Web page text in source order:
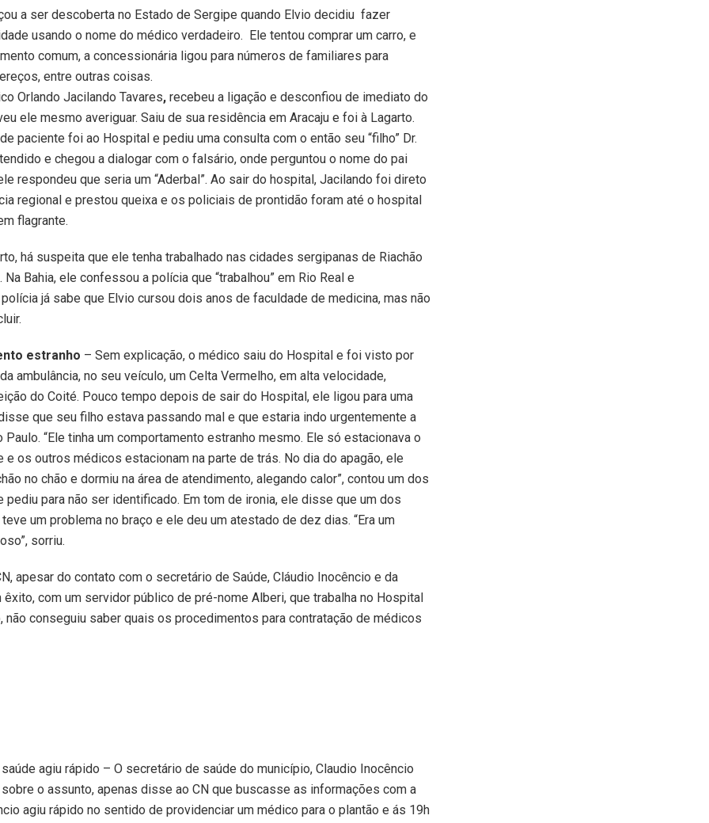
a ser descoberta no Estado de Sergipe quando Elvio decidiu fazer
usando o nome do médico verdadeiro. Ele tentou comprar um carro, e
comum, a concessionária ligou para números de familiares para
entre outras coisas.
Orlando Jacilando Tavares, recebeu a ligação e desconfiou de imediato do
ele mesmo averiguar. Saiu de sua residência em Aracaju e foi à Lagarto.
paciente foi ao Hospital e pediu uma consulta com o então seu “filho” Dr.
e chegou a dialogar com o falsário, onde perguntou o nome do pai
respondeu que seria um “Aderbal”. Ao sair do hospital, Jacilando foi direto
regional e prestou queixa e os policiais de prontidão foram até o hospital
flagrante.
há suspeita que ele tenha trabalhado nas cidades sergipanas de Riachão
Bahia, ele confessou a polícia que “trabalhou” em Rio Real e
já sabe que Elvio cursou dois anos de faculdade de medicina, mas não
estranho – Sem explicação, o médico saiu do Hospital e foi visto por
ambulância, no seu veículo, um Celta Vermelho, em alta velocidade,
do Coité. Pouco tempo depois de sair do Hospital, ele ligou para uma
que seu filho estava passando mal e que estaria indo urgentemente a
Paulo. “Ele tinha um comportamento estranho mesmo. Ele só estacionava o
e os outros médicos estacionam na parte de trás. No dia do apagão, ele
no chão e dormiu na área de atendimento, alegando calor”, contou um dos
pediu para não ser identificado. Em tom de ironia, ele disse que um dos
um problema no braço e ele deu um atestado de dez dias. “Era um
sorriu.
apesar do contato com o secretário de Saúde, Cláudio Inocêncio e da
êxito, com um servidor público de pré-nome Alberi, que trabalha no Hospital
não conseguiu saber quais os procedimentos para contratação de médicos
agiu rápido – O secretário de saúde do município, Claudio Inocêncio
o assunto, apenas disse ao CN que buscasse as informações com a
agiu rápido no sentido de providenciar um médico para o plantão e ás 19h